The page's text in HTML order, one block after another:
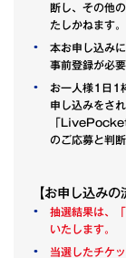
断し、その他
たしかねます。
本お申し込み
事前登録が必要
お一人様1日1
申し込みをさ
「LivePocket
のご応募と判
【お申し込みの
抽選結果は、
いたします。
当選したチケ